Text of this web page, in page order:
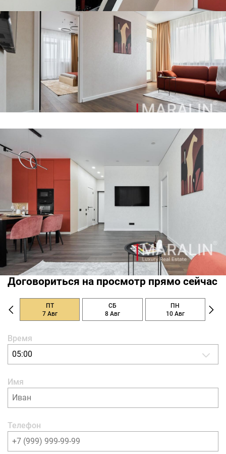
Договориться на просмотр прямо сейчас
ПТ
7 Авг
СБ
8 Авг
ПН
10 Авг
Время
05:00
Имя
Телефон